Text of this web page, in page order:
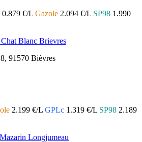
0.879 €/L Gazole 2.094 €/L SP98 1.990
Blanc Brievres
91570 Bièvres
2.199 €/L GPLc 1.319 €/L SP98 2.189
Longjumeau